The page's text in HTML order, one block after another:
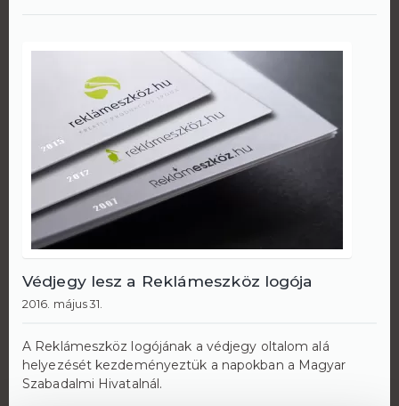
Védjegy lesz a Reklámeszköz logója
2016. május 31.
A Reklámeszköz logójának a védjegy oltalom alá
helyezését kezdeményeztük a napokban a Magyar
Szabadalmi Hivatalnál.